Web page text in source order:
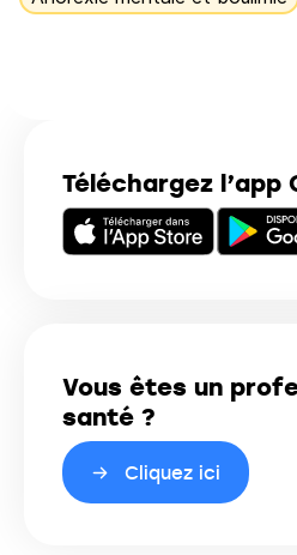
Téléchargez l’app
Vous êtes un
santé ?
Cliquez ici